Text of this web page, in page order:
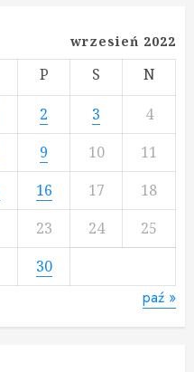
wrzesień 2022
P S
N
2 3
4
9 10
11
16 17
18
23 24
25
30
paź »